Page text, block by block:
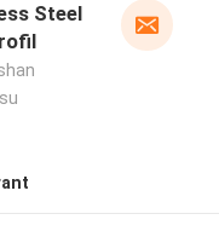
Steel